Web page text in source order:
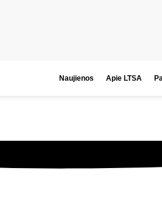
Naujienos Apie LTSA